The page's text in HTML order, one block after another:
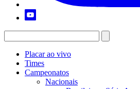
Placar ao vivo
Times
Campeonatos
Nacionais